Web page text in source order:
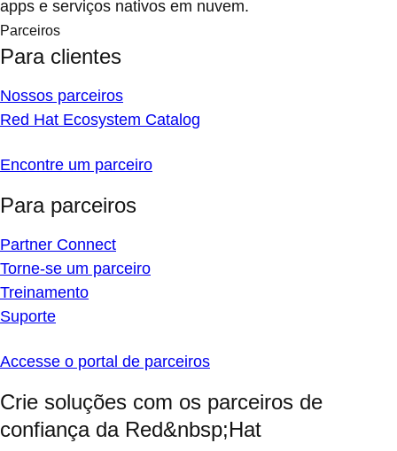
apps e serviços nativos em nuvem.
Parceiros
Para clientes
Nossos parceiros
Red Hat Ecosystem Catalog
Encontre um parceiro
Para parceiros
Partner Connect
Torne-se um parceiro
Treinamento
Suporte
Accesse o portal de parceiros
Crie soluções com os parceiros de
confiança da Red&nbsp;Hat